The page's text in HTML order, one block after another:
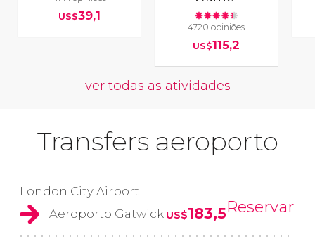
US$39,1
4720 opiniões
US$115,2
ver todas as atividades
Transfers aeroporto
London City Airport
Aeroporto Gatwick US$183,5Reservar